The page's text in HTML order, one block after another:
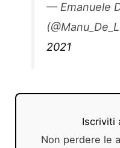
— Emanuele
2021
Iscriviti
Non perdere le